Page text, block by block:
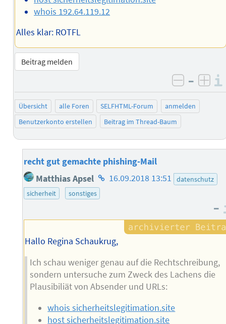
whois 192.64.119.12
Alles klar: ROTFL
Beitrag melden
negativ
–
Übersicht alle Foren SELFHTML-Forum
anmelden
Benutzerkonto erstellen
Beitrag im Thread-Baum
recht gut gemachte phishing-Mail
Matthias Apsel Homepage
des
16.09.2018 13:51
datenschutz
sicherheit
sonstiges
–
Hallo Regina Schaukrug,
Ich schau weniger genau auf die Rechtschreibung,
sondern untersuche zum Zweck des Lachens die
Plausibiliät von Absender und URLs:
whois sicherheitslegitimation.site
host sicherheitslegitimation.site